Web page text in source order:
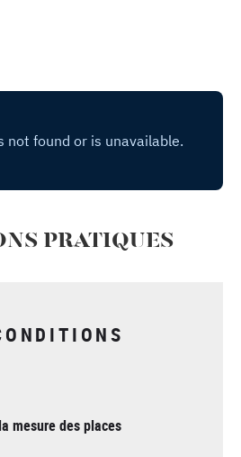
PRATIQUES
mesure des places